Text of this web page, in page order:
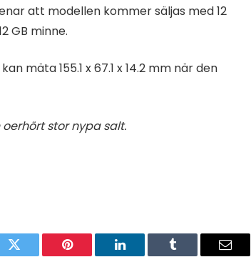
att modellen kommer säljas med 12
GB minne.
mäta 155.1 x 67.1 x 14.2 mm när den
stor nypa salt.
Twitter Pinterest LinkedIn Tumblr Email